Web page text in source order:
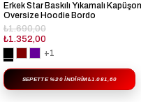
Erkek Star Baskılı Yıkamalı
Oversize Hoodie Bordo
₺1.352,00
₺1.690,00
+1
SEPETTE %20 İNDIRIM₺1.081,60